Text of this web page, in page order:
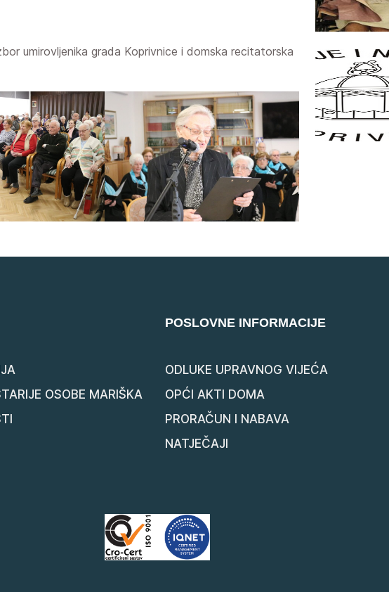
umirovljenika grada Koprivnice i domska recitatorska
OSOBE MARIŠKA
POSLOVNE INFORMACIJE
ODLUKE UPRAVNOG VIJEĆA
OPĆI AKTI DOMA
PRORAČUN I NABAVA
NATJEČAJI